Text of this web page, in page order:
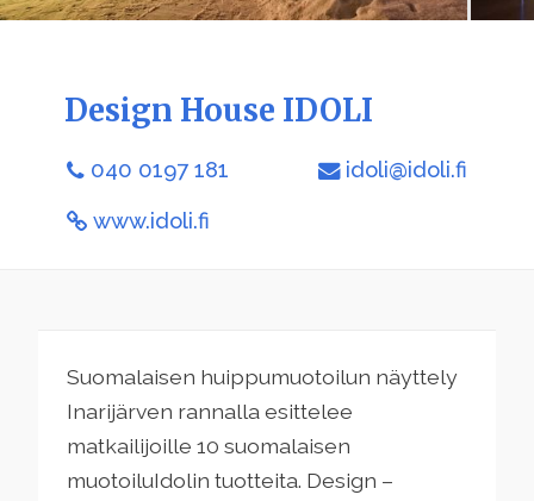
Design House IDOLI
040 0197 181 idoli@idoli.fi
www.idoli.fi
Suomalaisen huippumuotoilun näyttely
Inarijärven rannalla esittelee
matkailijoille 10 suomalaisen
muotoiluIdolin tuotteita. Design –